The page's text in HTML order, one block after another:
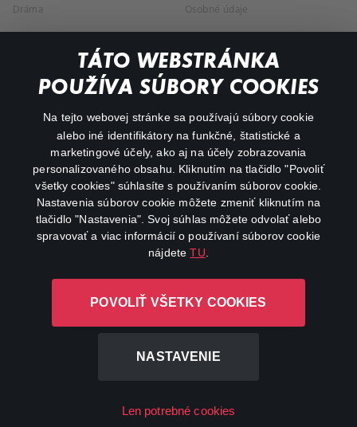
TÁTO WEBSTRÁNKA
POUŽÍVA SÚBORY COOKIES
Na tejto webovej stránke sa používajú súbory cookie
alebo iné identifikátory na funkčné, štatistické a
marketingové účely, ako aj na účely zobrazovania
personalizovaného obsahu. Kliknutím na tlačidlo "Povoliť
všetky cookies" súhlasíte s používaním súborov cookie.
Nastavenia súborov cookie môžete zmeniť kliknutím na
tlačidlo "Nastavenia". Svoj súhlas môžete odvolať alebo
spravovať a viac informácií o používaní súborov cookie
nájdeteTU
POVOLIŤ VŠETKY COOKIES
NASTAVENIE
Len potrebné cookies
Dráma
Dokumentárne
Osobné údaje
O aplikácii Canal+
Canal+ Luxembourg S. à r.l. so sídlom Rue Albert Borschette 4,